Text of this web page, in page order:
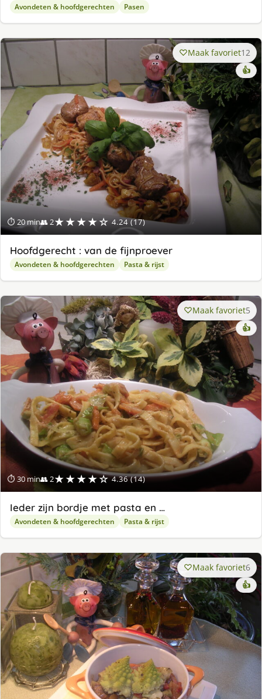
Avondeten & hoofdgerechten Pasen
⏱ 20 min👥 2★★★★☆ 4.24 (17)
Maak favoriet12
👍
Hoofdgerecht : van de fijnproever
Avondeten & hoofdgerechten Pasta & rijst
⏱ 30 min👥 2★★★★☆ 4.36 (14)
Maak favoriet5
👍
Ieder zijn bordje met pasta en …
Avondeten & hoofdgerechten Pasta & rijst
Maak favoriet6
👍